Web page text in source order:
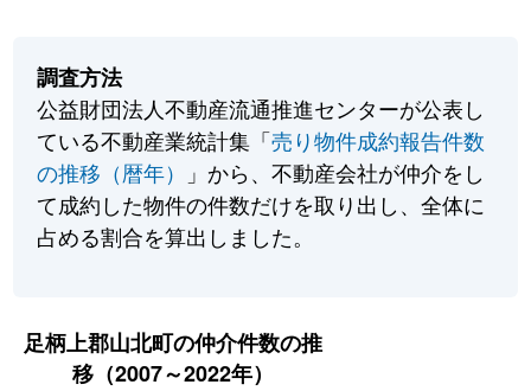
調査方法
公益財団法人不動産流通推進センターが公表し
ている不動産業統計集「売り物件成約報告件数
の推移（暦年）
」から、不動産会社が仲介をし
て成約した物件の件数だけを取り出し、全体に
占める割合を算出しました。
足柄上郡山北町の仲介件数の推
移（2007～2022年）